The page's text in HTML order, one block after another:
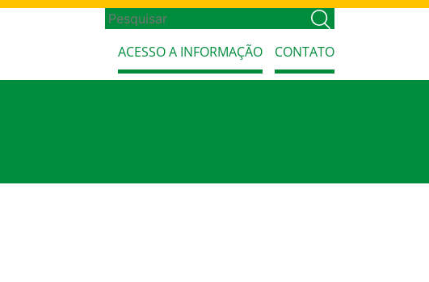
ACESSO A INFORMAÇÃO CONTATO